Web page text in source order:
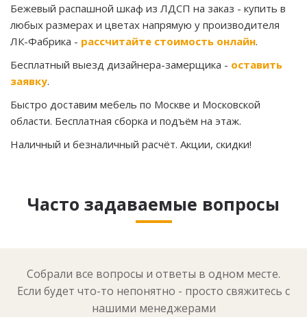
Бежевый распашной шкаф из ЛДСП на заказ - купить в
любых размерах и цветах напрямую у производителя
ЛК-Фабрика - рассчитайте стоимость онлайн.
Бесплатный выезд дизайнера-замерщика - оставить
заявку.
Быстро доставим мебель по Москве и Московской
области. Бесплатная сборка и подъём на этаж.
Наличный и безналичный расчёт. Акции, скидки!
Часто задаваемые вопросы
Собрали все вопросы и ответы в одном месте.
Если будет что-то непонятно - просто свяжитесь с
нашими менеджерами